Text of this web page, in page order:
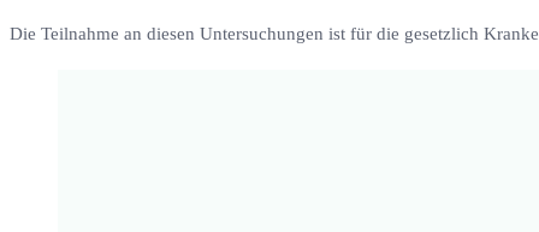
Die Teilnahme an diesen Untersuchungen ist für die gesetzlich